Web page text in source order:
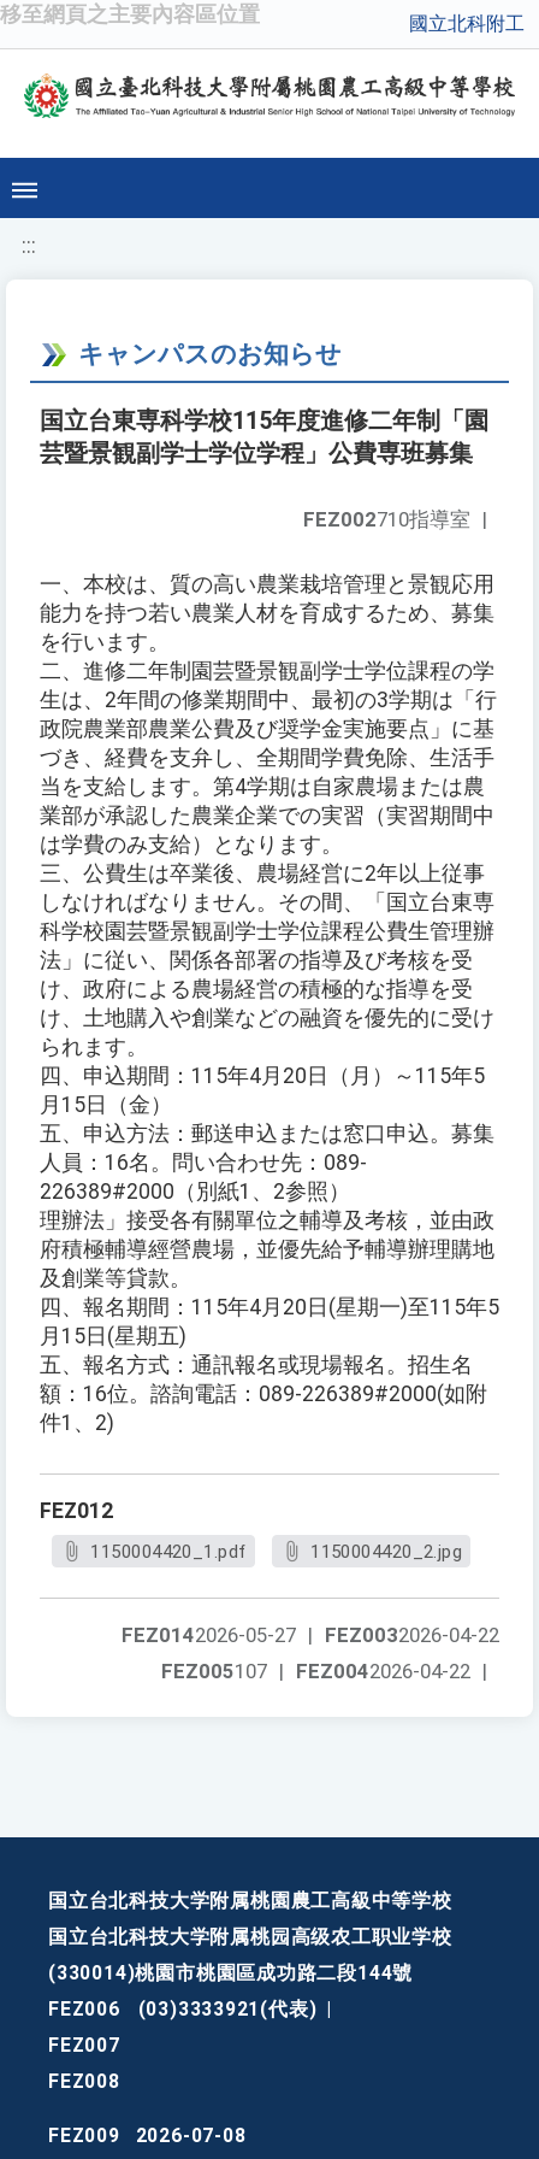
移至網頁之主要內容區位置 國立北科附工
:::
キャンパスのお知らせ
国立台東専科学校115年度進修二年制「園
芸暨景観副学士学位学程」公費専班募集
FEZ002710指導室 |
一、本校は、質の高い農業栽培管理と景観応用
能力を持つ若い農業人材を育成するため、募集
を行います。
二、進修二年制園芸暨景観副学士学位課程の学
生は、2年間の修業期間中、最初の3学期は「行
政院農業部農業公費及び奨学金実施要点」に基
づき、経費を支弁し、全期間学費免除、生活手
当を支給します。第4学期は自家農場または農
業部が承認した農業企業での実習（実習期間中
は学費のみ支給）となります。
三、公費生は卒業後、農場経営に2年以上従事
しなければなりません。その間、「国立台東専
科学校園芸暨景観副学士学位課程公費生管理辦
法」に従い、関係各部署の指導及び考核を受
け、政府による農場経営の積極的な指導を受
け、土地購入や創業などの融資を優先的に受け
られます。
四、申込期間：115年4月20日（月）～115年5
月15日（金）
五、申込方法：郵送申込または窓口申込。募集
人員：16名。問い合わせ先：089-
226389#2000（別紙1、2参照）
理辦法」接受各有關單位之輔導及考核，並由政
府積極輔導經營農場，並優先給予輔導辦理購地
及創業等貸款。
四、報名期間：115年4月20日(星期一)至115年5
月15日(星期五)
五、報名方式：通訊報名或現場報名。招生名
額：16位。諮詢電話：089-226389#2000(如附
件1、2)
FEZ012
1150004420_1.pdf 1150004420_2.jpg
FEZ0032026-04-22
FEZ0142026-05-27 |
FEZ0042026-04-22 |
FEZ005107 |
国立台北科技大学附属桃園農工高級中等学校
国立台北科技大学附属桃园高级农工职业学校
(330014)桃園市桃園區成功路二段144號
FEZ006
(03)3333921(代表)
FEZ007
FEZ008
FEZ009 2026-07-08